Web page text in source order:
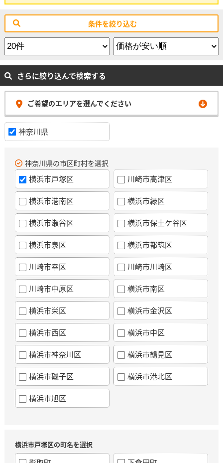
条件を絞り込む
さらに絞り込んで検索する
ご希望のエリアを選んでください
神奈川県
神奈川県の市区町村を選択
横浜市戸塚区 川崎市高津区
横浜市港南区 横浜市緑区
横浜市瀬谷区 横浜市保土ケ谷区
横浜市泉区 横浜市都筑区
川崎市幸区 川崎市川崎区
川崎市中原区 横浜市南区
横浜市栄区 横浜市金沢区
横浜市西区 横浜市中区
横浜市神奈川区 横浜市鶴見区
横浜市磯子区 横浜市港北区
横浜市旭区
横浜市戸塚区の町名を選択